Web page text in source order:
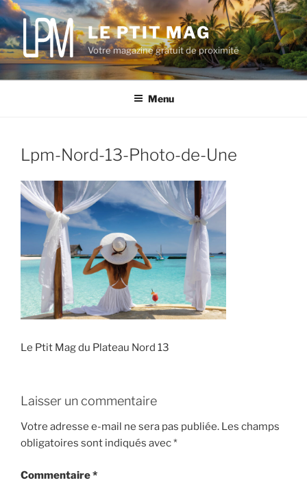
Aller
au
contenu
principal
LE PTIT MAG
Votre magazine gratuit de proximité
Menu
Lpm-Nord-13-Photo-de-Une
Le Ptit Mag du Plateau Nord 13
Laisser un commentaire
Votre adresse e-mail ne sera pas publiée. Les champs
obligatoires sont indiqués avec*
Commentaire*